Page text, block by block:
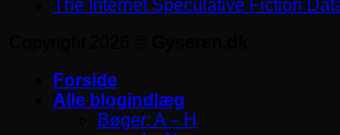
The Internet Speculative Fiction
Forside
Alle blogindlæg
Bøger: A – H